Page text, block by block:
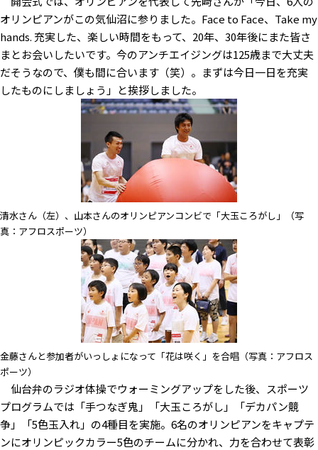
オリンピアンがこの気仙沼に参りました。Face to Face、Take my
hands. 充実した、楽しい時間をもって、20年、30年後にまた皆さ
まとお会いしたいです。今のアンチエイジングは125歳まで大丈夫
だそうなので、僕も間に合います（笑）。まずは今日一日を充実
したものにしましょう」と挨拶しました。
清水さん（左）、山本さんのオリンピアンコンビで「大玉ころがし」（写
真：アフロスポーツ）
金藤さんと参加者がいっしょになって「花は咲く」を合唱（写真：アフロス
ポーツ）
仙台弁のラジオ体操でウォーミングアップをした後、スポーツ
プログラムでは「手つなぎ鬼」「大玉ころがし」「デカパン競
争」「5色玉入れ」の4種目を実施。6名のオリンピアンをキャプテ
ンにオリンピックカラー5色のチームに分かれ、力を合わせて表彰